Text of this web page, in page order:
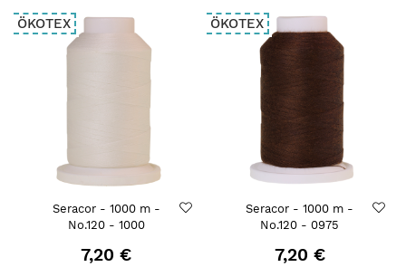
ÖKOTEX
Seracor - 1000 m -
No.120 - 1000
7,20 €
ÖKOTEX
Seracor - 1000 m -
No.120 - 0975
7,20 €